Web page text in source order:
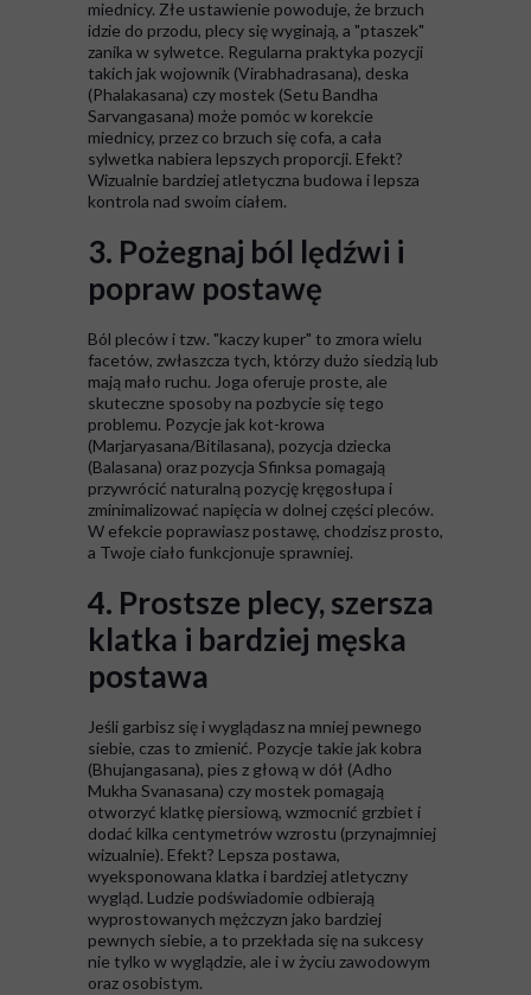
miednicy. Złe ustawienie powoduje, że brzuch
idzie do przodu, plecy się wyginają, a "ptaszek"
zanika w sylwetce. Regularna praktyka pozycji
takich jak wojownik (Virabhadrasana), deska
(Phalakasana) czy mostek (Setu Bandha
Sarvangasana) może pomóc w korekcie
miednicy, przez co brzuch się cofa, a cała
sylwetka nabiera lepszych proporcji. Efekt?
Wizualnie bardziej atletyczna budowa i lepsza
kontrola nad swoim ciałem.
3. Pożegnaj ból lędźwi i
popraw postawę
Ból pleców i tzw. "kaczy kuper" to zmora wielu
facetów, zwłaszcza tych, którzy dużo siedzią lub
mają mało ruchu. Joga oferuje proste, ale
skuteczne sposoby na pozbycie się tego
problemu. Pozycje jak kot-krowa
(Marjaryasana/Bitilasana), pozycja dziecka
(Balasana) oraz pozycja Sfinksa pomagają
przywrócić naturalną pozycję kręgosłupa i
zminimalizować napięcia w dolnej części pleców.
W efekcie poprawiasz postawę, chodzisz prosto,
a Twoje ciało funkcjonuje sprawniej.
4. Prostsze plecy, szersza
klatka i bardziej męska
postawa
Jeśli garbisz się i wyglądasz na mniej pewnego
siebie, czas to zmienić. Pozycje takie jak kobra
(Bhujangasana), pies z głową w dół (Adho
Mukha Svanasana) czy mostek pomagają
otworzyć klatkę piersiową, wzmocnić grzbiet i
dodać kilka centymetrów wzrostu (przynajmniej
wizualnie). Efekt? Lepsza postawa,
wyeksponowana klatka i bardziej atletyczny
wygląd. Ludzie podświadomie odbierają
wyprostowanych mężczyzn jako bardziej
pewnych siebie, a to przekłada się na sukcesy
nie tylko w wyglądzie, ale i w życiu zawodowym
oraz osobistym.